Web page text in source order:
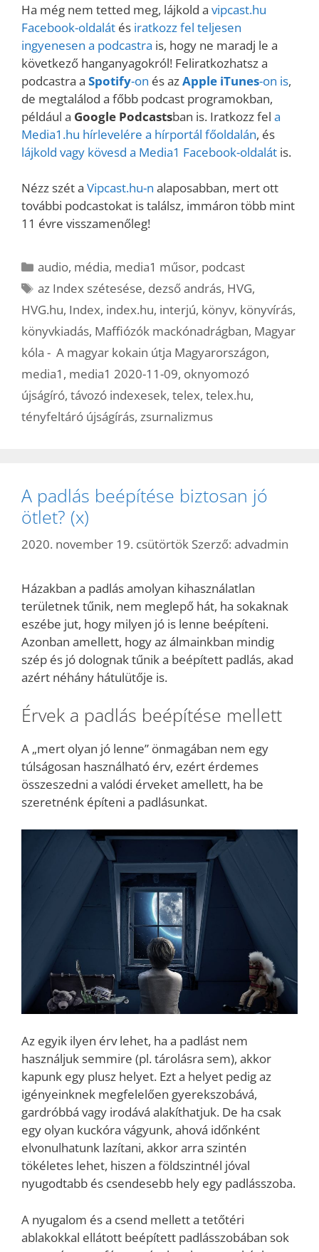
Ha még nem tetted meg, lájkold a vipcast.hu
Facebook-oldalát és iratkozz fel teljesen
ingyenesen a podcastra is, hogy ne maradj le a
következő hanganyagokról! Feliratkozhatsz a
podcastra a Spotify-on és azApple iTunes-on is,
de megtalálod a főbb podcast programokban,
például a Google Podcastsban is. Iratkozz fel a
Media1.hu hírlevelére a hírportál főoldalán, és
lájkold vagy kövesd a Media1 Facebook-oldalát is.
Nézz szét a Vipcast.hu-n alaposabban, mert ott
további podcastokat is találsz, immáron több mint
11 évre visszamenőleg!
Kategória
audio, média, media1 műsor, podcast
Címkék
az Index szétesése, dezső andrás, HVG,
HVG.hu, Index, index.hu, interjú, könyv, könyvírás,
könyvkiadás, Maffiózók mackónadrágban, Magyar
kóla - A magyar kokain útja Magyarországon,
media1 , media1 2020-11-09, oknyomozó
újságíró, távozó indexesek, telex, telex.hu,
tényfeltáró újságírás, zsurnalizmus
A padlás beépítése biztosan jó
ötlet? (x)
2020. november 19. csütörtök Szerző: advadmin
Házakban a padlás amolyan kihasználatlan
területnek tűnik, nem meglepő hát, ha sokaknak
eszébe jut, hogy milyen jó is lenne beépíteni.
Azonban amellett, hogy az álmainkban mindig
szép és jó dolognak tűnik a beépített padlás, akad
azért néhány hátulütője is.
Érvek a padlás beépítése mellett
A „mert olyan jó lenne” önmagában nem egy
túlságosan használható érv, ezért érdemes
összeszedni a valódi érveket amellett, ha be
szeretnénk építeni a padlásunkat.
Az egyik ilyen érv lehet, ha a padlást nem
használjuk semmire (pl. tárolásra sem), akkor
kapunk egy plusz helyet. Ezt a helyet pedig az
igényeinknek megfelelően gyerekszobává,
gardróbbá vagy irodává alakíthatjuk. De ha csak
egy olyan kuckóra vágyunk, ahová időnként
elvonulhatunk lazítani, akkor arra szintén
tökéletes lehet, hiszen a földszintnél jóval
nyugodtabb és csendesebb hely egy padlásszoba.
A nyugalom és a csend mellett a tetőtéri
ablakokkal ellátott beépített padlásszobában sok